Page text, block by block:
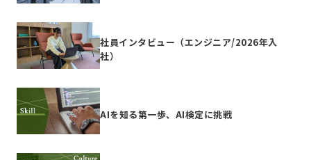
社員インタビュー（エンジニア/2026年入
社）
AIを知る第一歩、AI検定に挑戦